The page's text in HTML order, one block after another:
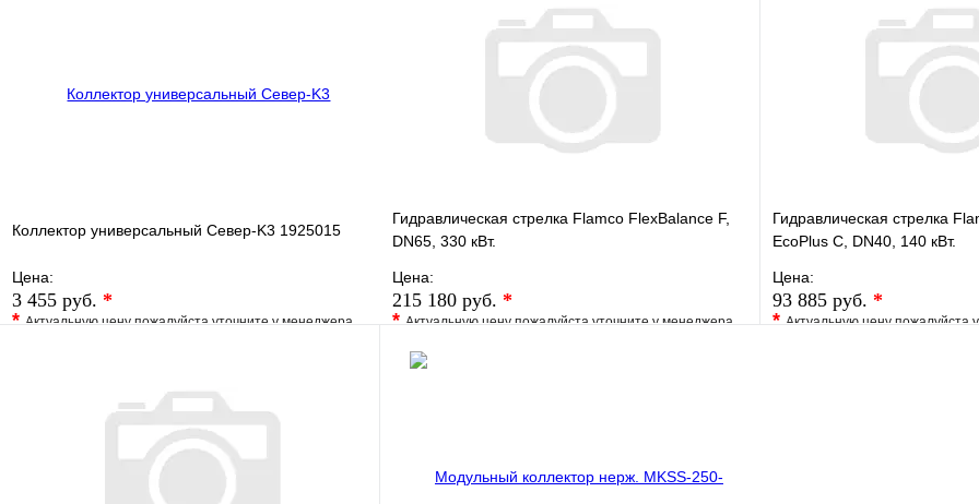
Запросить цену
Коллектор универсальный Север-K3 1925015
Цена:
3 455 руб. *
*Актуальную цену пожалуйста уточните у менеджера
В корзину
Гидравлическая стрелка Flamco FlexBalance F,
DN65, 330 кВт.
Цена:
215 180 руб. *
*Актуальную цену пожалуйста уточните у менеджера
В избранное
Гидравлическая стрелка
EcoPlus C, DN40, 140 кВт.
Цена:
93 885 руб. *
*Актуальную цену пожалуйста